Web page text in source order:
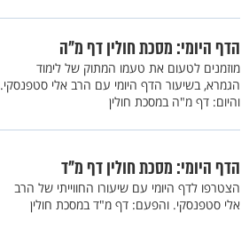
הדף היומי: מסכת חולין דף מ"ה
מוזמנים לטעום את טעמו המתוק של לימוד
הגמרא, בשיעור הדף היומי עם הרב אלי סטפנסקי.
והיום: דף מ"ה במסכת חולין
הדף היומי: מסכת חולין דף מ"ד
הצטרפו לדף היומי עם שיעורו החווייתי של הרב
אלי סטפנסקי. והפעם: דף מ"ד במסכת חולין